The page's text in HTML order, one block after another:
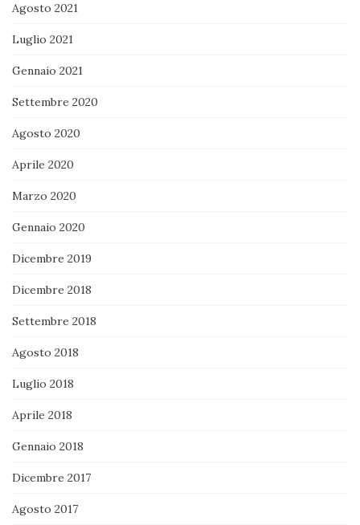
Agosto 2021
Luglio 2021
Gennaio 2021
Settembre 2020
Agosto 2020
Aprile 2020
Marzo 2020
Gennaio 2020
Dicembre 2019
Dicembre 2018
Settembre 2018
Agosto 2018
Luglio 2018
Aprile 2018
Gennaio 2018
Dicembre 2017
Agosto 2017